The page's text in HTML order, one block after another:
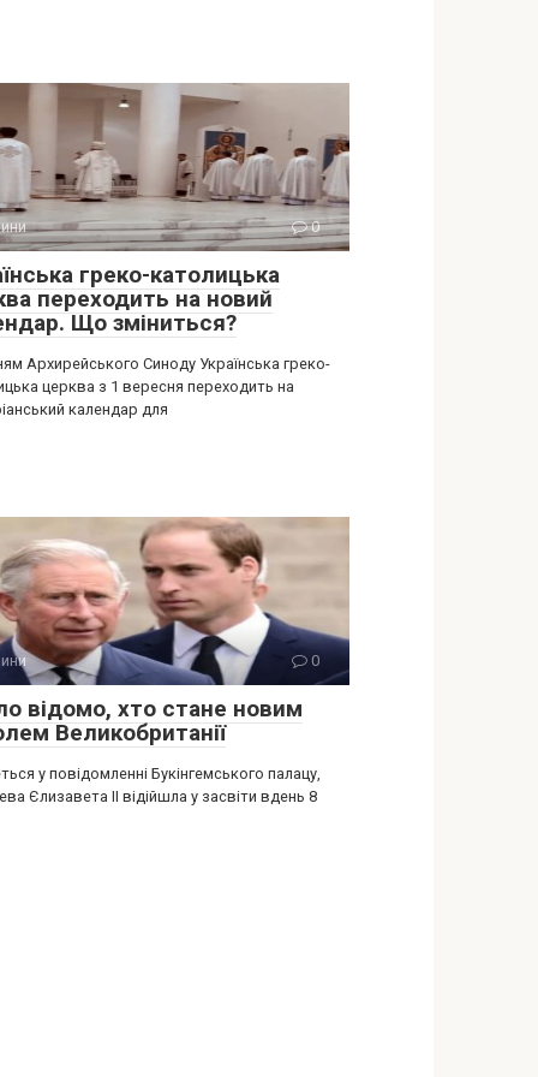
0
греко-католицька
переходить на новий
Що зміниться?
Архирейського Синоду Українська греко-
церква з 1 вересня переходить на
календар для
0
відомо, хто стане новим
Великобританії
у повідомленні Букінгемського палацу,
Єлизавета ІІ відійшла у засвіти вдень 8